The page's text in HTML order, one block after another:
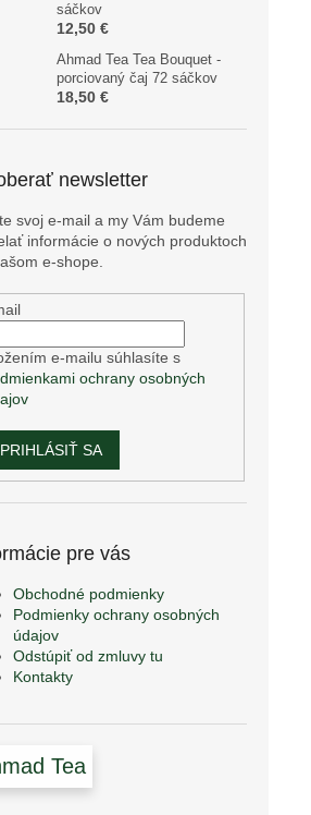
sáčkov
12,50 €
Ahmad Tea Tea Bouquet -
porciovaný čaj 72 sáčkov
18,50 €
newsletter
svoj e-mail a my Vám budeme
informácie o nových produktoch
e-shope.
e-mailu súhlasíte s
ochrany osobných
PRIHLÁSIŤ SA
pre vás
Obchodné podmienky
Podmienky ochrany osobných
údajov
Odstúpiť od zmluvy tu
Kontakty
Tea